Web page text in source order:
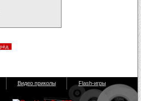
Видео приколы Flash-игры